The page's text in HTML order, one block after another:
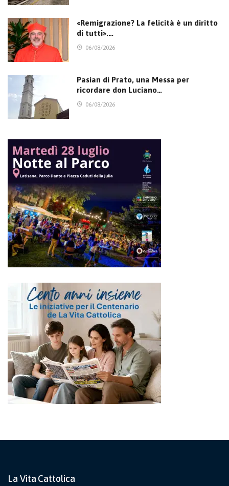
«Remigrazione? La felicità è un diritto
di tutti».…
06/08/2026
Pasian di Prato, una Messa per
ricordare don Luciano…
06/08/2026
La Vita Cattolica